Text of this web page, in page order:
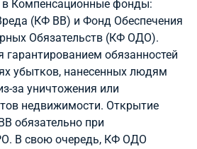
в Компенсационные фонды:
(КФ ВВ) и Фонд Обеспечения
Обязательств (КФ ОДО).
обязанностей
убытков, нанесенных людям
за уничтожения или
недвижимости. Открытие
обязательно при
В свою очередь, КФ ОДО